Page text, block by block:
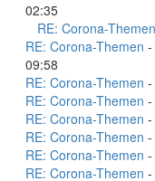
02:35
RE: Corona-Themen
RE: Corona-Themen -
09:58
RE: Corona-Themen -
RE: Corona-Themen -
RE: Corona-Themen -
RE: Corona-Themen -
RE: Corona-Themen -
RE: Corona-Themen -